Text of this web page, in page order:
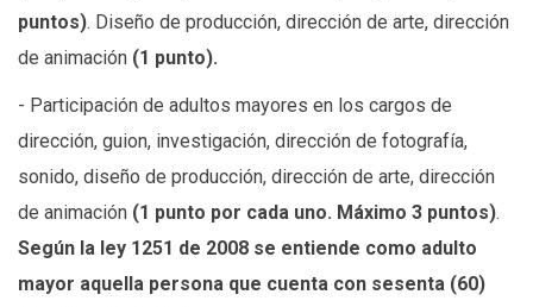
puntos). Diseño de producción, dirección de arte, dirección
de animación (1 punto).
- Participación de adultos mayores en los cargos de
dirección, guion, investigación, dirección de fotografía,
sonido, diseño de producción, dirección de arte, dirección
de animación (1 punto por cada uno. Máximo 3 puntos).
Según la ley 1251 de 2008 se entiende como adulto
mayor aquella persona que cuenta con sesenta (60)